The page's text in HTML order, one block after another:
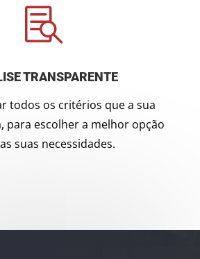

TRANSPARENTE
todos os critérios que a sua
para escolher a melhor opção
suas necessidades.